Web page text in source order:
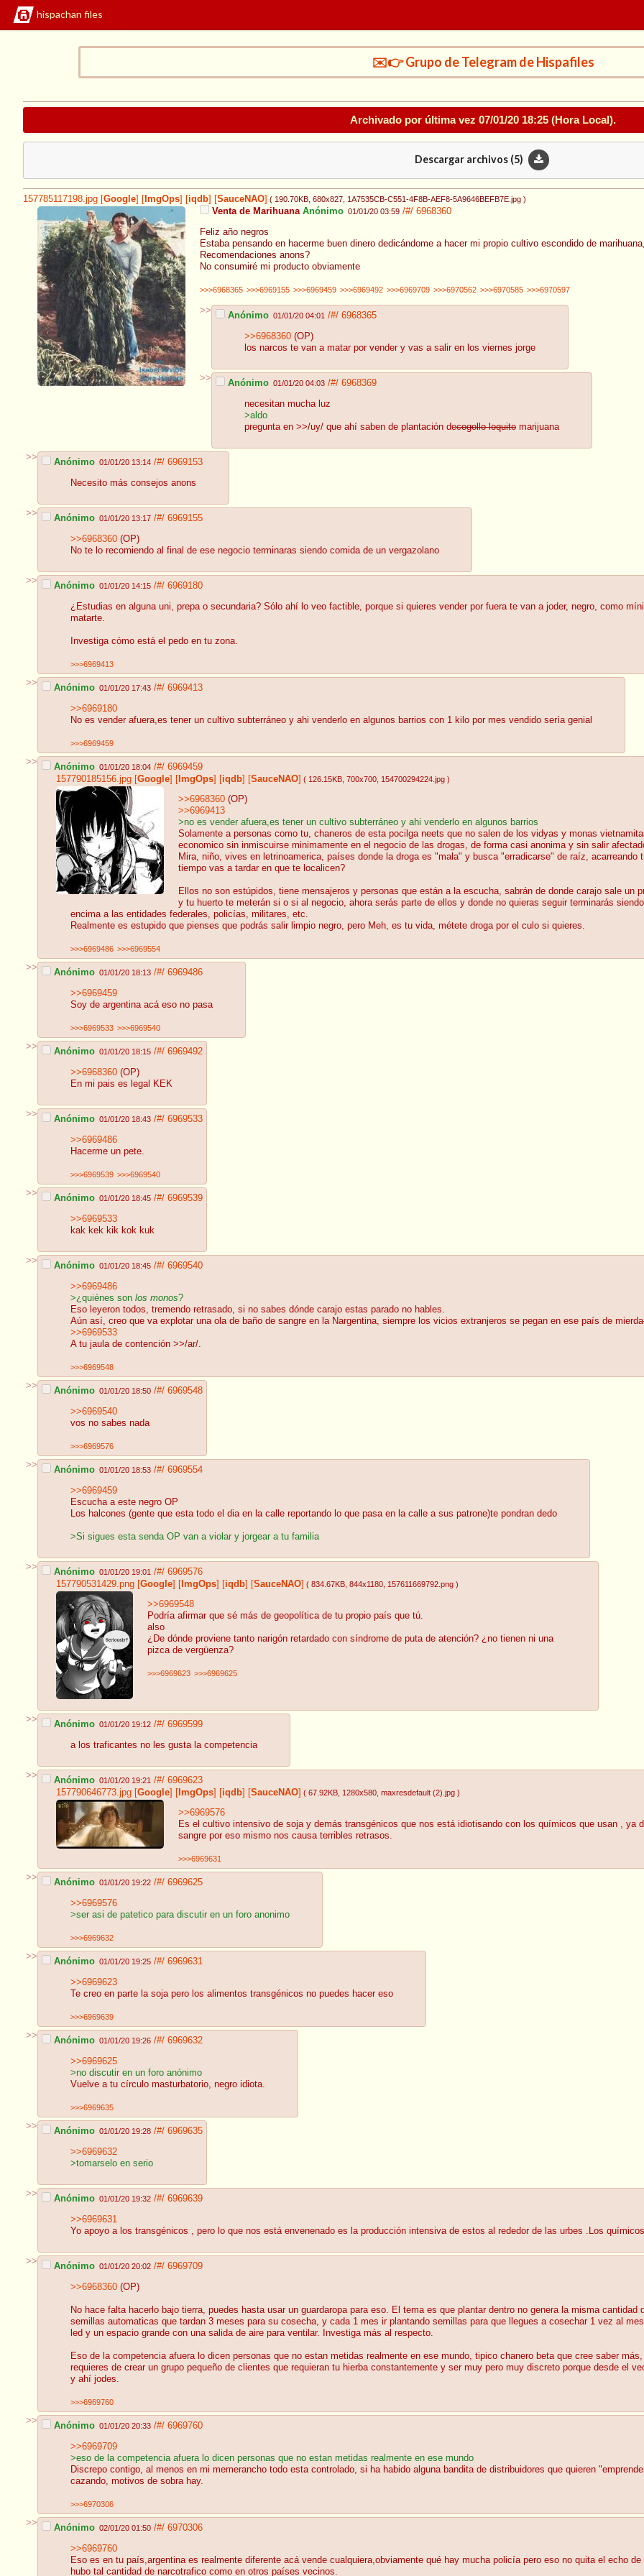
hispachan files
✉️👉 Grupo de Telegram de Hispafiles
Archivado por última vez 07/01/20 18:25 (Hora Local).
Descargar archivos (5)
157785117198.jpg Google ImgOps iqdb SauceNAO ( 190.70KB , 680x827 , 1A7535CB-C551-4F8B-AEF8-5A9646BEFB7E.jpg )
Venta de Marihuana Anónimo 01/01/20 03:59 /#/ 6968360
Feliz año negros
Estaba pensando en hacerme buen dinero dedicándome a hacer mi propio cultivo escondido de
Recomendaciones anons?
No consumiré mi producto obviamente
>>>6968365 >>>6969155 >>>6969459 >>>6969492 >>>6969709 >>>6970562 >>>6970585 >>>6970597
>> Anónimo 01/01/20 04:01 /#/ 6968365
>>6968360 (OP)
los narcos te van a matar por vender y vas a salir en los viernes jorge
>> Anónimo 01/01/20 04:03 /#/ 6968369
necesitan mucha luz
>aldo
pregunta en >>/uy/ que ahí saben de plantación decogollo loquito marijuana
>> Anónimo 01/01/20 13:14 /#/ 6969153
Necesito más consejos anons
>> Anónimo 01/01/20 13:17 /#/ 6969155
>>6968360 (OP)
No te lo recomiendo al final de ese negocio terminaras siendo comida de un vergazolano
>> Anónimo 01/01/20 14:15 /#/ 6969180
¿Estudias en alguna uni, prepa o secundaria? Sólo ahí lo veo factible, porque si quieres vender por fuera te van a joder, negro, como
matarte.
Investiga cómo está el pedo en tu zona.
>>>6969413
>> Anónimo 01/01/20 17:43 /#/ 6969413
>>6969180
No es vender afuera,es tener un cultivo subterráneo y ahi venderlo en algunos barrios con 1 kilo por mes vendido sería genial
>>>6969459
>> Anónimo 01/01/20 18:04 /#/ 6969459
157790185156.jpg [Google] [ ImgOps] [iqdb] [SauceNAO] ( 126.15KB , 700x700 , 154700294224.jpg )
>>6968360 (OP)
>>6969413
>no es vender afuera,es tener un cultivo subterráneo y ahi venderlo en algunos barrios
Solamente a personas como tu, chaneros de esta pocilga neets que no salen de los vidyas y monas
economico sin inmiscuirse minimamente en el negocio de las drogas, de forma casi anonima y sin salir
Mira, niño, vives en letrinoamerica, países donde la droga es "mala" y busca "erradicarse" de raíz,
tiempo vas a tardar en que te localicen?
Ellos no son estúpidos, tiene mensajeros y personas que están a la escucha, sabrán de donde carajo sale un
y tu huerto te meterán si o si al negocio, ahora serás parte de ellos y donde no quieras seguir terminarás
encima a las entidades federales, policías, militares, etc.
Realmente es estupido que pienses que podrás salir limpio negro, pero Meh, es tu vida, métete droga por el culo si quieres.
>>>6969486 >>>6969554
>> Anónimo 01/01/20 18:13 /#/ 6969486
>>6969459
Soy de argentina acá eso no pasa
>>>6969533 >>>6969540
>> Anónimo 01/01/20 18:15 /#/ 6969492
>>6968360 (OP)
En mi pais es legal KEK
>> Anónimo 01/01/20 18:43 /#/ 6969533
>>6969486
Hacerme un pete.
>>>6969539 >>>6969540
>> Anónimo 01/01/20 18:45 /#/ 6969539
>>6969533
kak kek kik kok kuk
>> Anónimo 01/01/20 18:45 /#/ 6969540
>>6969486
>¿quiénes son los monos?
Eso leyeron todos, tremendo retrasado, si no sabes dónde carajo estas parado no hables.
Aún así, creo que va explotar una ola de baño de sangre en la Nargentina, siempre los vicios extranjeros se pegan en ese país de mierda
>>6969533
A tu jaula de contención >>/ar/.
>>>6969548
>> Anónimo 01/01/20 18:50 /#/ 6969548
>>6969540
vos no sabes nada
>>>6969576
>> Anónimo 01/01/20 18:53 /#/ 6969554
>>6969459
Escucha a este negro OP
Los halcones (gente que esta todo el dia en la calle reportando lo que pasa en la calle a sus patrone)te pondran dedo
>Si sigues esta senda OP van a violar y jorgear a tu familia
>> Anónimo 01/01/20 19:01 /#/ 6969576
157790531429.png [Google] [ ImgOps] [iqdb] [SauceNAO] ( 834.67KB , 844x1180 , 157611669792.png )
>>6969548
Podría afirmar que sé más de geopolítica de tu propio país que tú.
also
¿De dónde proviene tanto narigón retardado con síndrome de puta de atención? ¿no tienen ni una
pizca de vergüenza?
>>>6969623 >>>6969625
>> Anónimo 01/01/20 19:12 /#/ 6969599
a los traficantes no les gusta la competencia
>> Anónimo 01/01/20 19:21 /#/ 6969623
157790646773.jpg [Google] [ ImgOps] [iqdb] [SauceNAO] ( 67.92KB , 1280x580 , maxresdefault (2).jpg )
>>6969576
Es el cultivo intensivo de soja y demás transgénicos que nos está idiotisando con los químicos que usan , ya
sangre por eso mismo nos causa terribles retrasos.
>>>6969631
>> Anónimo 01/01/20 19:22 /#/ 6969625
>>6969576
>ser asi de patetico para discutir en un foro anonimo
>>>6969632
>> Anónimo 01/01/20 19:25 /#/ 6969631
>>6969623
Te creo en parte la soja pero los alimentos transgénicos no puedes hacer eso
>>>6969639
>> Anónimo 01/01/20 19:26 /#/ 6969632
>>6969625
>no discutir en un foro anónimo
Vuelve a tu círculo masturbatorio, negro idiota.
>>>6969635
>> Anónimo 01/01/20 19:28 /#/ 6969635
>>6969632
>tomarselo en serio
>> Anónimo 01/01/20 19:32 /#/ 6969639
>>6969631
Yo apoyo a los transgénicos , pero lo que nos está envenenado es la producción intensiva de estos al rededor de las urbes .Los
>> Anónimo 01/01/20 20:02 /#/ 6969709
>>6968360 (OP)
No hace falta hacerlo bajo tierra, puedes hasta usar un guardaropa para eso. El tema es que plantar dentro no genera la misma
semillas automaticas que tardan 3 meses para su cosecha, y cada 1 mes ir plantando semillas para que llegues a cosechar 1 vez al
led y un espacio grande con una salida de aire para ventilar. Investiga más al respecto.
Eso de la competencia afuera lo dicen personas que no estan metidas realmente en ese mundo, tipico chanero beta que cree saber
requieres de crear un grupo pequeño de clientes que requieran tu hierba constantemente y ser muy pero muy discreto porque desde el
y ahí jodes.
>>>6969760
>> Anónimo 01/01/20 20:33 /#/ 6969760
>>6969709
>eso de la competencia afuera lo dicen personas que no estan metidas realmente en ese mundo
Discrepo contigo, al menos en mi memerancho todo esta controlado, si ha habido alguna bandita de distribuidores que quieren
cazando, motivos de sobra hay.
>>>6970306
>> Anónimo 02/01/20 01:50 /#/ 6970306
>>6969760
Eso es en tu país,argentina es realmente diferente acá vende cualquiera,obviamente qué hay mucha policía pero eso no quita el echo
hubo tal cantidad de narcotrafico como en otros países vecinos.